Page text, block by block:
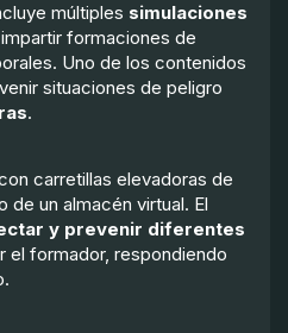
múltiples simulaciones
formaciones de
Uno de los contenidos
situaciones de peligro
.
carretillas elevadoras de
de un almacén virtual. El
y prevenir diferentes
el formador, respondiendo